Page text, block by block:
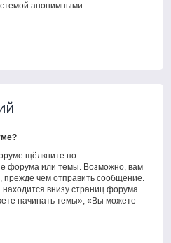
анонимными
щёлкните по
форума или темы. Возможно, вам
прежде чем отправить сообщение.
внизу страниц форума
начинать темы», «Вы можете